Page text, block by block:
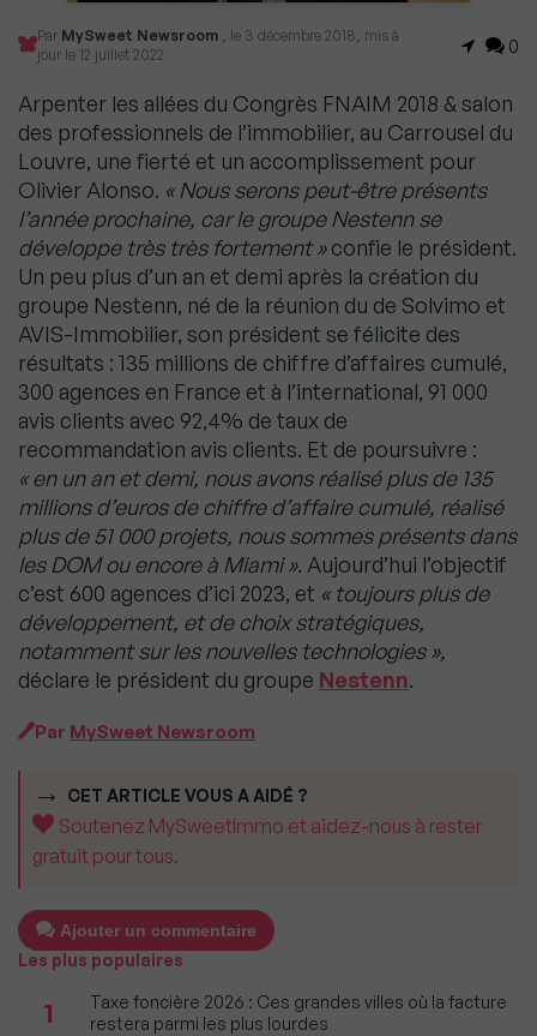
Par MySweet Newsroom , le 3 décembre 2018, mis à
jour le 12 juillet 2022
0
Arpenter les allées du Congrès FNAIM 2018 & salon
des professionnels de l’immobilier, au Carrousel du
Louvre, une fierté et un accomplissement pour
Olivier Alonso. « Nous serons peut-être présents
l’année prochaine, car le groupe Nestenn se
développe très très fortement »confie le président.
Un peu plus d’un an et demi après la création du
groupe Nestenn, né de la réunion du de Solvimo et
AVIS-Immobilier, son président se félicite des
résultats : 135 millions de chiffre d’affaires cumulé,
300 agences en France et à l’international, 91 000
avis clients avec 92,4% de taux de
recommandation avis clients. Et de poursuivre :
« en un an et demi, nous avons réalisé plus de 135
millions d’euros de chiffre d’affaire cumulé, réalisé
plus de 51 000 projets, nous sommes présents dans
les DOM ou encore à Miami ». Aujourd’hui l’objectif
c’est 600 agences d’ici 2023, et « toujours plus de
développement, et de choix stratégiques,
notamment sur les nouvelles technologies »,
déclare le président du groupe Nestenn.
Par MySweet Newsroom
CET ARTICLE VOUS A AIDÉ ?
Soutenez MySweetImmo et aidez-nous à rester
gratuit pour tous.
Ajouter un commentaire
Les plus populaires
1
Taxe foncière 2026 : Ces grandes villes où la facture
restera parmi les plus lourdes